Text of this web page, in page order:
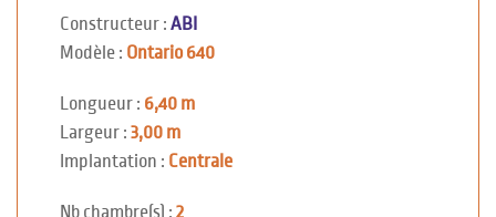
Constructeur : ABI
Modèle : Ontario 640
Longueur : 6,40 m
Largeur : 3,00 m
Implantation : Centrale
Nb chambre(s) : 2